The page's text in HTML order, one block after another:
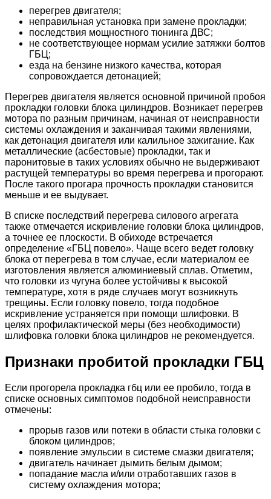
перегрев двигателя;
неправильная установка при замене прокладки;
последствия мощностного тюнинга ДВС;
не соответствующее нормам усилие затяжки болтов
ГБЦ;
езда на бензине низкого качества, которая
сопровождается детонацией;
Перегрев двигателя является основной причиной пробоя
прокладки головки блока цилиндров. Возникает перегрев
мотора по разным причинам, начиная от неисправности
системы охлаждения и заканчивая такими явлениями,
как детонация двигателя или калильное зажигание. Как
металлические (асбестовые) прокладки, так и
паронитовые в таких условиях обычно не выдерживают
растущей температуры во время перегрева и прогорают.
После такого прогара прочность прокладки становится
меньше и ее выдувает.
В списке последствий перегрева силового агрегата
также отмечается искривление головки блока цилиндров,
а точнее ее плоскости. В обиходе встречается
определение «ГБЦ повело». Чаще всего ведет головку
блока от перегрева в том случае, если материалом ее
изготовления является алюминиевый сплав. Отметим,
что головки из чугуна более устойчивы к высокой
температуре, хотя в ряде случаев могут возникнуть
трещины. Если головку повело, тогда подобное
искривление устраняется при помощи шлифовки. В
целях профилактической меры (без необходимости)
шлифовка головки блока цилиндров не рекомендуется.
Признаки пробитой прокладки ГБЦ
Если прогорела прокладка гбц или ее пробило, тогда в
списке основных симптомов подобной неисправности
отмечены:
прорыв газов или потеки в области стыка головки с
блоком цилиндров;
появление эмульсии в системе смазки двигателя;
двигатель начинает дымить белым дымом;
попадание масла и/или отработавших газов в
систему охлаждения мотора;